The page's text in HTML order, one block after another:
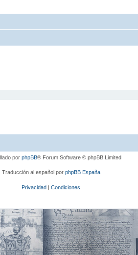
por phpBB® Forum Software © phpBB Limited
Traducción al español por phpBB España
Privacidad | Condiciones